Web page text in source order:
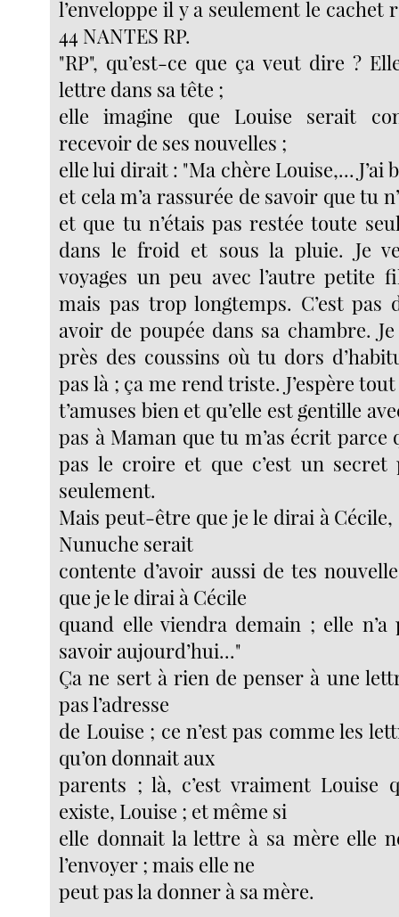
l’enveloppe il y a seulement le cachet
44 NANTES RP.
"RP", qu’est-ce que ça veut dire ?
lettre dans sa tête ;
elle imagine que Louise serait
recevoir de ses nouvelles ;
elle lui dirait : "Ma chère Louise,... J’ai
et cela m’a rassurée de savoir que tu
et que tu n’étais pas restée toute
dans le froid et sous la pluie. Je
voyages un peu avec l’autre petite
mais pas trop longtemps. C’est pas
avoir de poupée dans sa chambre.
près des coussins où tu dors
pas là ; ça me rend triste. J’espère
t’amuses bien et qu’elle est gentille
pas à Maman que tu m’as écrit parce
pas le croire et que c’est un secret
seulement.
Mais peut-être que je le dirai à
Nunuche serait
contente d’avoir aussi de tes
que je le dirai à Cécile
quand elle viendra demain ; elle n’a
savoir aujourd’hui..."
Ça ne sert à rien de penser à une
pas l’adresse
de Louise ; ce n’est pas comme les
qu’on donnait aux
parents ; là, c’est vraiment
existe, Louise ; et même si
elle donnait la lettre à sa mère elle
l’envoyer ; mais elle ne
peut pas la donner à sa mère.